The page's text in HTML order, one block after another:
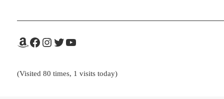
Amazon
Facebook
Instagram
Twitter
YouTube
(Visited 80 times, 1 visits today)